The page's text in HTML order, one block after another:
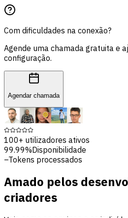
Com dificuldades na conexão?
Agende uma chamada gratuita e
configuração.
Agendar chamada
100+ utilizadores ativos
99.99%Disponibilidade
–Tokens processados
Amado pelos
criadores